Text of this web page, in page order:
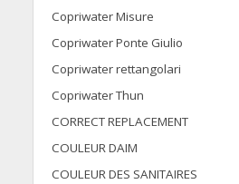
Copriwater Misure
Copriwater Ponte Giulio
Copriwater rettangolari
Copriwater Thun
CORRECT REPLACEMENT
COULEUR DAIM
COULEUR DES SANITAIRES